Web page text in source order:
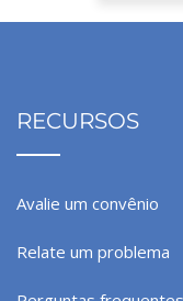
RECURSOS
Avalie um convênio
Relate um problema